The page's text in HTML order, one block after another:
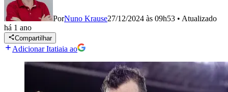
PorNuno Krause27/12/2024 às 09h53 • Atualizado
há 1 ano
Compartilhar
Adicionar Itatiaia ao